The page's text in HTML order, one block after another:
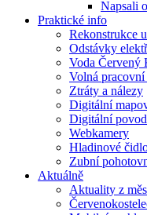
Napsali
Praktické info
Rekonstrukce
Odstávky
Voda Červený
Volná pracovní
Ztráty a nálezy
Digitální
Digitální
Webkamery
Hladinové
Zubní
Aktuálně
Aktuality z